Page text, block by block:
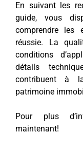
En suivant les
guide, vous
comprendre les
réussie. La
conditions
détails
contribuent à
patrimoine
Pour plus
maintenant!